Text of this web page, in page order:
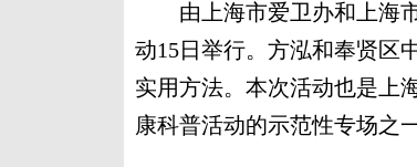
由上海市爱卫办和上海市
动15日举行。方泓和奉贤区
实用方法。本次活动也是上
康科普活动的示范性专场之一